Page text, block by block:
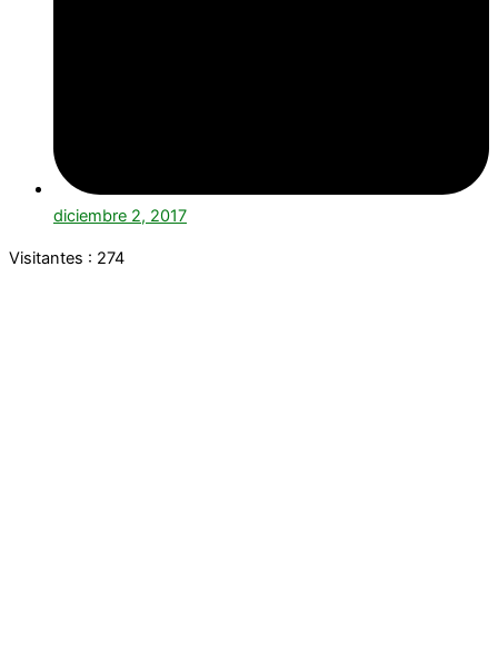
diciembre 2, 2017
Visitantes : 274